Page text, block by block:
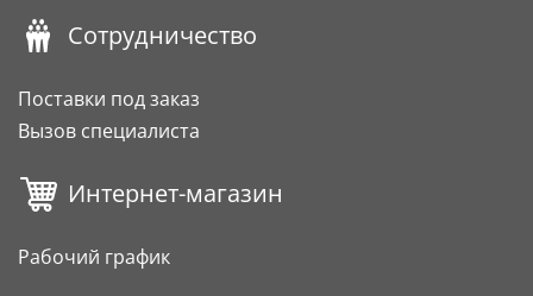
Сотрудничество
Поставки под заказ
Вызов специалиста
Интернет-магазин
Рабочий график